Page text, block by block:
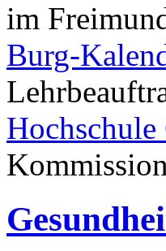
im
Burg-
Hochschule